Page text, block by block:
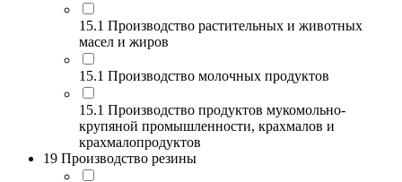
15.1 Производство растительных и животных
масел и жиров
15.1 Производство молочных продуктов
15.1 Производство продуктов мукомольно-
крупяной промышленности, крахмалов и
крахмалопродуктов
19 Производство резины